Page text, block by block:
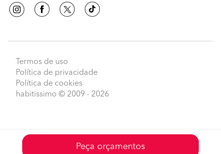
Peça orçamentos
Termos de uso
Política de privacidade
Política de cookies
habitissimo © 2009 - 2026